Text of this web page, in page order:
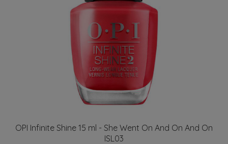
OPI Infinite Shine 15 ml - She Went On And On And On
ISL03